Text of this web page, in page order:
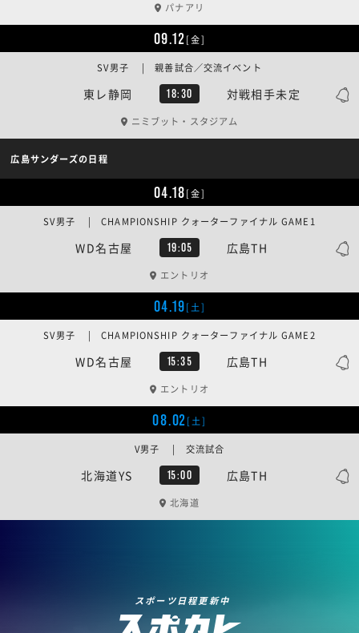
パナアリ
09.12[金]
東レ静岡 18:30 対戦相手未定
SV男子 | 親善試合／交流イベント
ニミブット・スタジアム
広島サンダーズの日程
04.18[金]
WD名古屋 19:05 広島TH
SV男子 | CHAMPIONSHIP クォーターファイナル GAME1
エントリオ
04.19[土]
WD名古屋 15:35 広島TH
SV男子 | CHAMPIONSHIP クォーターファイナル GAME2
エントリオ
08.02[土]
北海道YS 15:00 広島TH
V男子 | 交流試合
北海道
スポーツ日程更新中